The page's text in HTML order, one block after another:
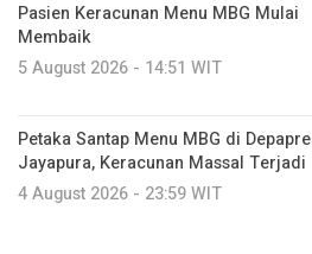
Pasien Keracunan Menu MBG Mulai
Membaik
5 August 2026 - 14:51 WIT
Petaka Santap Menu MBG di Depapre
Jayapura, Keracunan Massal Terjadi
4 August 2026 - 23:59 WIT